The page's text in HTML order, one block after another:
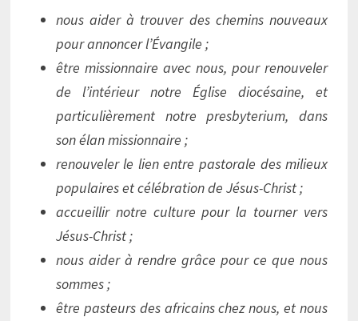
nous aider à trouver des chemins nouveaux
pour annoncer l’Évangile ;
être missionnaire avec nous, pour renouveler
de l’intérieur notre Église diocésaine, et
particulièrement notre presbyterium, dans
son élan missionnaire ;
renouveler le lien entre pastorale des milieux
populaires et célébration de Jésus-Christ ;
accueillir notre culture pour la tourner vers
Jésus-Christ ;
nous aider à rendre grâce pour ce que nous
sommes ;
être pasteurs des africains chez nous, et nous